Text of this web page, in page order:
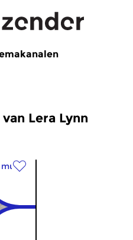
Lera Lynn